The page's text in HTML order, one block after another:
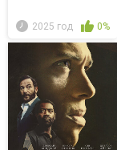
2025 год 0%